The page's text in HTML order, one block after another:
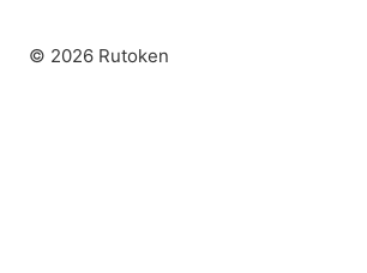
© 2026 Rutoken